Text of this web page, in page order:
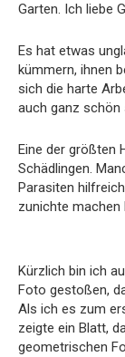
Garten. Ich liebe
Es hat etwas
kümmern, ihnen
sich die harte
auch ganz schön
Eine der größten
Schädlingen.
Parasiten
zunichte machen
Kürzlich bin ich
Foto gestoßen,
Als ich es zum
zeigte ein Blatt,
geometrischen